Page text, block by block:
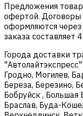
Предложения
офертой. Договоры
оформляются
заказа составляет
Города доставки
Гродно, Могилев,
Береза, Березино,
Бобруйск , Большая
Браслав, Буда-